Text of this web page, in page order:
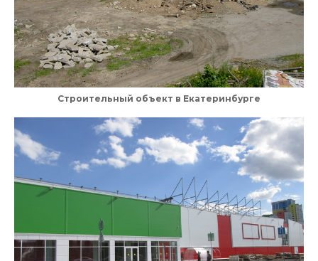
Строительный объект в Екатеринбурге